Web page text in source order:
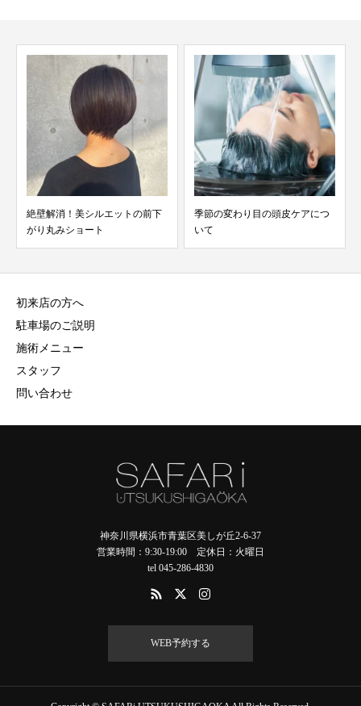
絶壁解消！美シルエットの前下
がり丸みショート
季節の変わり目の頭皮ケアにつ
いて
初来店の方へ
駐車場のご説明
施術メニュー
スタッフ
問い合わせ
神奈川県横浜市青葉区美しが丘2-6-37
営業時間：9:30-19:00 定休日：火曜日
tel 045-286-4830
WEB予約する